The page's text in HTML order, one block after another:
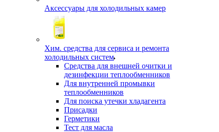
Аксессуары для холодильных камер
Хим. средства для сервиса и ремонта
холодильных систем
Средства для внешней очитки и
дезинфекции теплообменников
Для внутренней промывки
теплообменников
Для поиска утечки хладагента
Присадки
Герметики
Тест для масла